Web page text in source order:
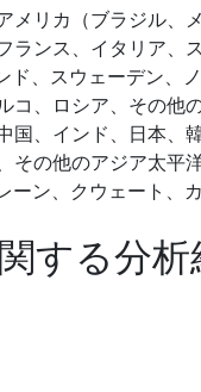
メリカ（ブラジル、
ランス、イタリア
ド、スウェーデン、
コ、ロシア、その
、インド、日本、
の他のアジア太平
ーン、クウェート
する分析